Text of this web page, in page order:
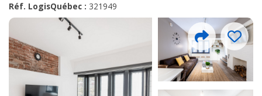
Réf. LogisQuébec : 321949